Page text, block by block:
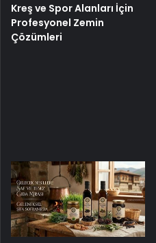
Kreş ve Spor Alanları İçin
Profesyonel Zemin
Çözümleri